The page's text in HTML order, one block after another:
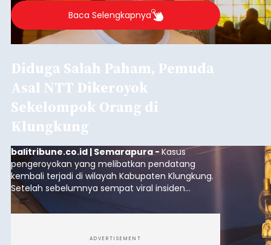
Baca Selengkapnya
Diduga Salah Paham, Pemuda
Asal NTT Dikeroyok
Sekelompok Orang di
Klungkung
balitribune.co.id | Semarapura -Kasus
pengeroyokan yang melibatkan pendatang
kembali terjadi di wilayah Kabupaten Klungkung.
Setelah sebelumnya sempat viral insiden
keributan di barat Pasar Galiran, peristiwa serupa
kini menimpa seorang pemuda asal Kabupaten
ADVERTISEMENT